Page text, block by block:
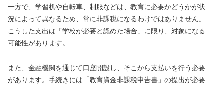
一方で、学習机や自転車、制服などは、教育に必要かどうかが状
況によって異なるため、常に非課税になるわけではありません。
こうした支出は「学校が必要と認めた場合」に限り、対象になる
可能性があります。
また、金融機関を通じて口座開設し、そこから支払いを行う必要
があります。手続きには「教育資金非課税申告書」の提出が必要